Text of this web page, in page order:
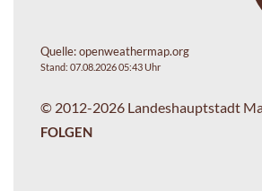
Quelle:openweathermap.org
Stand: 07.08.2026 05:43 Uhr
© 2012-2026 Landeshauptstadt
FOLGEN